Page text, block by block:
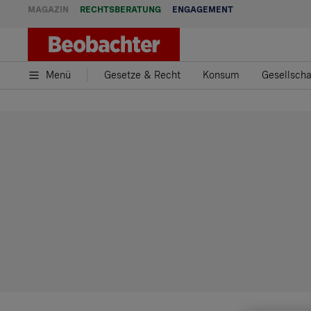
MAGAZIN RECHTSBERATUNG ENGAGEMENT
Menü Gesetze & Recht Konsum